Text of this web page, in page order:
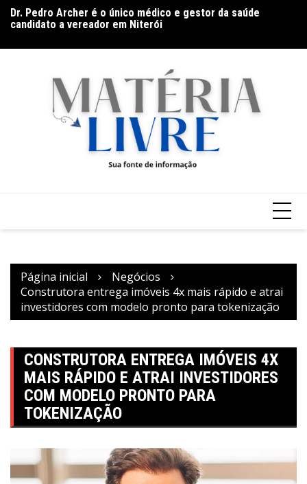
para
conteúdo
Dr. Pedro Archer é o único médico e gestor da saúde
candidato a vereador em Niterói
Página inicial
Negócios
Construtora entrega imóveis 4x mais rápido e atrai
investidores com modelo pronto para tokenização
CONSTRUTORA ENTREGA IMÓVEIS 4X
MAIS RÁPIDO E ATRAI INVESTIDORES
COM MODELO PRONTO PARA
TOKENIZAÇÃO